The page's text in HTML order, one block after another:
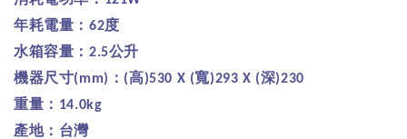
年耗電量： 62度
水箱容量： 2.5公升
機器尺寸(mm) ： (高)530 X (寬)293 X (深)230
重量： 14.0kg
產地：台灣